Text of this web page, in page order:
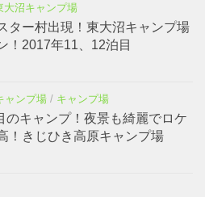
大沼キャンプ場
ター村出現！東大沼キャンプ場
！2017年11、12泊目
ャンプ場 / キャンプ場
のキャンプ！夜景も綺麗でロケ
！きじひき高原キャンプ場